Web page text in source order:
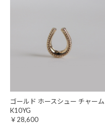
ゴールド ホースシュー チャーム |
K10YG
￥28,600